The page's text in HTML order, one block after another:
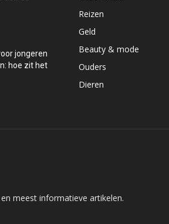
jongeren
hoe zit het
Reizen
Geld
Beauty & mode
Ouders
Dieren
meest informatieve artikelen.